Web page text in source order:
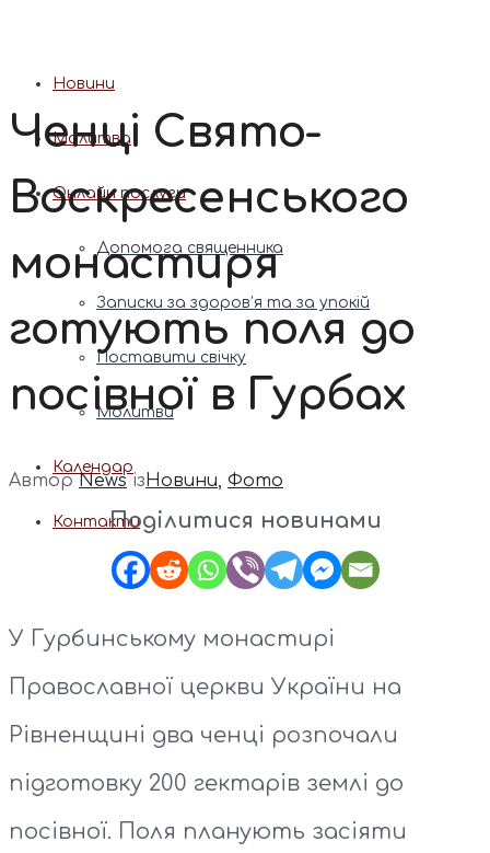
Новини
Молитва
Онлайн послуги
Допомога священника
Записки за здоров’я та за упокій
Поставити свічку
Молитви
Календар
Контакти
Ченці Свято-
Воскресенського
монастиря
готують поля до
посівної в Гурбах
АвторNews ізНовини, Фото
Поділитися новинами
У Гурбинському монастирі
Православної церкви України на
Рівненщині два ченці розпочали
підготовку 200 гектарів землі до
посівної. Поля планують засіяти